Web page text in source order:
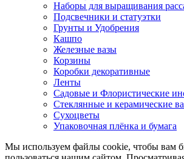
Наборы для выращивания
Подсвечники и статуэтки
Грунты и Удобрения
Кашпо
Железные вазы
Корзины
Коробки декоративные
Ленты
Садовые и Флористические
Стеклянные и керамические
Сухоцветы
Упаковочная плёнка и бумага
Мы используем файлы cookie, чтобы вам